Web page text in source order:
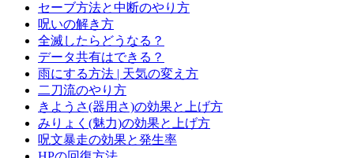
セーブ方法と中断のやり方
呪いの解き方
全滅したらどうなる？
データ共有はできる？
雨にする方法 | 天気の変え方
二刀流のやり方
きようさ(器用さ)の効果と上げ方
みりょく(魅力)の効果と上げ方
呪文暴走の効果と発生率